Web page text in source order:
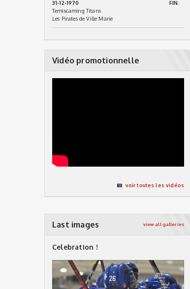
31-12-1970
FIN.
Temiscaming Titans
Les Pirates de Ville Marie
Vidéo promotionnelle
voir toutes les vidéos
Last images view all galleries
Celebration !